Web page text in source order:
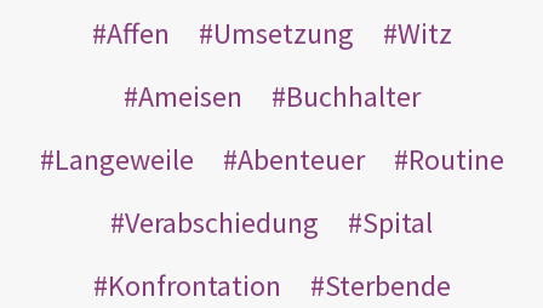
Affen
Umsetzung
Witz
Ameisen
Buchhalter
Langeweile
Abenteuer
Routine
Verabschiedung
Spital
Konfrontation
Sterbende